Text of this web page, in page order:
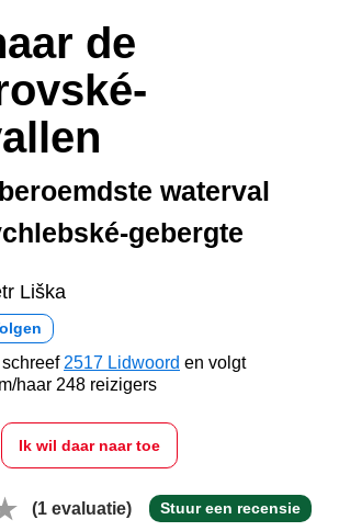
de
waterval
gebergte
Liška
2517 Lidwoord en volgt
haar 248 reizigers
Ik wil daar naar toe
(1 evaluatie) Stuur een recensie